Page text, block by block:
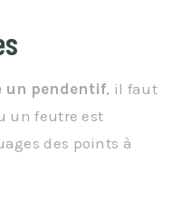
un pendentif, il faut
un feutre est
des points à